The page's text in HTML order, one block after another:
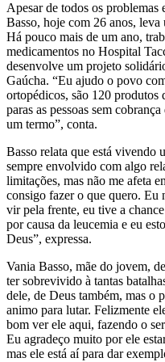
Apesar de todos os problemas
Basso, hoje com 26 anos,
Há pouco mais de um ano,
medicamentos no Hospital
desenvolve um projeto
Gaúcha. “Eu ajudo o povo
ortopédicos, são 120 produtos
paras as pessoas sem
um termo”, conta.
Basso relata que está vivendo
sempre envolvido com algo
limitações, mas não me afeta
consigo fazer o que quero. Eu
vir pela frente, eu tive a
por causa da leucemia e eu
Deus”, expressa.
Vania Basso, mãe do jovem,
ter sobrevivido à tantas
dele, de Deus também, mas o
animo para lutar. Felizmente
bom ver ele aqui, fazendo o
Eu agradeço muito por ele
mas ele está aí para dar